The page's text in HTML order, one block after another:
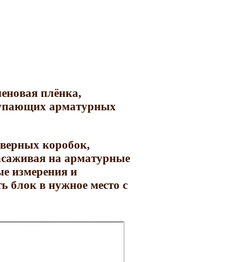
плёнка,
арматурных
коробок,
на арматурные
измерения и
блок в нужное место с